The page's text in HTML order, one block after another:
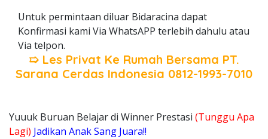
Untuk permintaan diluar Bidaracina dapat
Konfirmasi kami Via WhatsAPP terlebih dahulu atau
Via telpon.
➯ Les Privat Ke Rumah Bersama PT.
Sarana Cerdas Indonesia 0812-1993-7010
Yuuuk Buruan Belajar di Winner Prestasi (Tunggu Apa
Lagi) Jadikan Anak Sang Juara!!